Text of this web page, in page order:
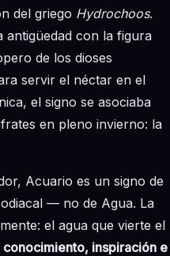
del griego Hydrochoos.
antigüedad con la figura
de los dioses
servir el néctar en el
el signo se asociaba
en pleno invierno: la
Acuario es un signo de
— no de Agua. La
el agua que vierte el
conocimiento, inspiración e